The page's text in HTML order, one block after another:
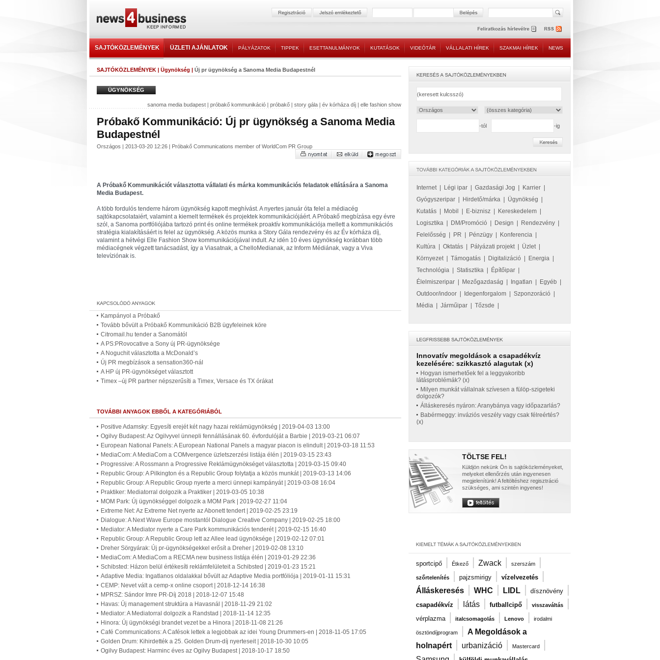
SAJTÓKÖZLEMÉNYEK ÜZLETI AJÁNLATOK PÁLYÁZATOK TIPPEK ESETTANULMÁNYOK KUTATÁSOK VIDEÓTÁR VÁLLALATI HÍREK SZAKMAI HÍREK NEWS
SAJTÓKÖZLEMÉNYEK | Ügynökség | Új pr ügynökség a Sanoma Media Budapestnél
ÜGYNÖKSÉG
sanoma media budapest | próbakő kommunikáció | próbakő | story gála | év kórháza díj | elle fashion show
Próbakő Kommunikáció: Új pr ügynökség a Sanoma Media
Budapestnél
Országos | 2013-03-20 12:26 | Próbakő Communications member of WorldCom PR Group
A Próbakő Kommunikációt választotta vállalati és márka kommunikációs feladatok ellátására a Sanoma
Media Budapest.
A több fordulós tenderre három ügynökség kapott meghívást. A nyertes január óta felel a médiacég
sajtókapcsolataiért, valamint a kiemelt termékek és projektek kommunikációjáért. A Próbakő megbízása egy évre
szól, a Sanoma portfóliójába tartozó print és online termékek proaktív kommunikációja mellett a kommunikációs
stratégia kialakításáért is felel az ügynökség. A közös munka a Story Gála rendezvény és az Év kórháza díj,
valamint a hétvégi Elle Fashion Show kommunikációjával indult. Az idén 10 éves ügynökség korábban több
médiacégnek végzett tanácsadást, így a Viasatnak, a ChelloMedianak, az Inform Médiának, vagy a Viva
televíziónak is.
Kampányol a Próbakő
Tovább bővült a Próbakő Kommunikáció B2B ügyfeleinek köre
Citromail.hu tender a Sanomától
A PS:PRovocative a Sony új PR-ügynöksége
A Noguchit választotta a McDonald’s
Új PR megbízások a sensation360-nál
A HP új PR-ügynökséget választott
Timex –új PR partner népszerűsíti a Timex, Versace és TX órákat
TOVÁBBI ANYAGOK EBBŐL A KATEGÓRIÁBÓL
Positive Adamsky: Egyesíti erejét két nagy hazai reklámügynökség | 2019-04-03 13:00
Ogilvy Budapest: Az Ogilvyvel ünnepli fennállásának 60. évfordulóját a Barbie | 2019-03-21 06:07
European National Panels: A European National Panels a magyar piacon is elindult | 2019-03-18 11:53
MediaCom: A MediaCom a COMvergence üzletszerzési listája élén | 2019-03-15 23:43
Progressive: A Rossmann a Progressive Reklámügynökséget választotta | 2019-03-15 09:40
Republic Group: A Pilkington és a Republic Group folytatja a közös munkát | 2019-03-13 14:06
Republic Group: A Republic Group nyerte a merci ünnepi kampányát | 2019-03-08 16:04
Praktiker: Mediatorral dolgozik a Praktiker | 2019-03-05 10:38
MOM Park: Új ügynökséggel dolgozik a MOM Park | 2019-02-27 11:04
Extreme Net: Az Extreme Net nyerte az Abonett tendert | 2019-02-25 23:19
Dialogue: A Next Wave Europe mostantól Dialogue Creative Company | 2019-02-25 18:00
Mediator: A Mediator nyerte a Care Park kommunikációs tenderét | 2019-02-15 16:40
Republic Group: A Republic Group lett az Allee lead ügynöksége | 2019-02-12 07:01
Dreher Sörgyárak: Új pr-ügynökségekkel erősít a Dreher | 2019-02-08 13:10
MediaCom: A MediaCom a RECMA new business listája élén | 2019-01-29 22:36
Schibsted: Házon belül értékesíti reklámfelületeit a Schibsted | 2019-01-23 15:21
Adaptive Media: Ingatlanos oldalakkal bővült az Adaptive Media portfóliója | 2019-01-11 15:31
CEMP: Nevet vált a cemp-x online csoport | 2018-12-14 16:38
MPRSZ: Sándor Imre PR-Díj 2018 | 2018-12-07 15:48
Havas: Új management struktúra a Havasnál | 2018-11-29 21:02
Mediator: A Mediatorral dolgozik a Randstad | 2018-11-14 12:35
Hinora: Új ügynökségi brandet vezet be a Hinora | 2018-11-08 21:26
Café Communications: A Cafésok lettek a legjobbak az idei Young Drummers-en | 2018-11-05 17:05
Golden Drum: Kihirdették a 25. Golden Drum-díj nyerteseit | 2018-10-30 10:05
Ogilvy Budapest: Harminc éves az Ogilvy Budapest | 2018-10-17 18:50
-tól -ig
Internet| Légi ipar Gazdasági Jog Karrier
Gyógyszeripar
Hirdető/márka Ügynökség
Kutatás
Mobil E-biznisz Kereskedelem
Logisztika
DM/Promóció Design Rendezvény
Felelősség
PR Pénzügy Konferencia
Kultúra
Oktatás Pályázati projekt| Üzlet|
Környezet| Támogatás Digitalizáció Energia
Technológia
Statisztika Építőipar
Élelmiszeripar
Mezőgazdaság Ingatlan Egyéb
Outdoor/indoor
Idegenforgalom Szponzoráció
Média
Járműipar Tőzsde
Innovatív megoldások a csapadékvíz
kezelésére: szikkasztó alagutak (x)
Hogyan ismerhetőek fel a leggyakoribb
látásproblémák? (x)
Milyen munkát vállalnak szívesen a fülöp-szigeteki
dolgozók?
Álláskeresés nyáron: Aranybánya vagy időpazarlás?
Babérmeggy: inváziós veszély vagy csak félreértés?
(x)
TÖLTSE FEL!
Küldjön nekünk Ön is sajtóközleményeket,
melyeket ellenőrzés után ingyenesen
megjelenítünk! A feltöltéshez regisztráció
szükséges, ami szintén ingyenes!
sportcipő | Étkező | Zwack | szerszám |
szőrtelenítés | pajzsmirigy | vízelvezetés |
Álláskeresés | WHC | LIDL | dísznövény |
csapadékvíz | látás | futballcipő | visszaváltás |
vérplazma | italcsomagolás | Lenovo | irodalmi
ösztöndíjprogram | A Megoldások a
holnapért | urbanizáció | Mastercard |